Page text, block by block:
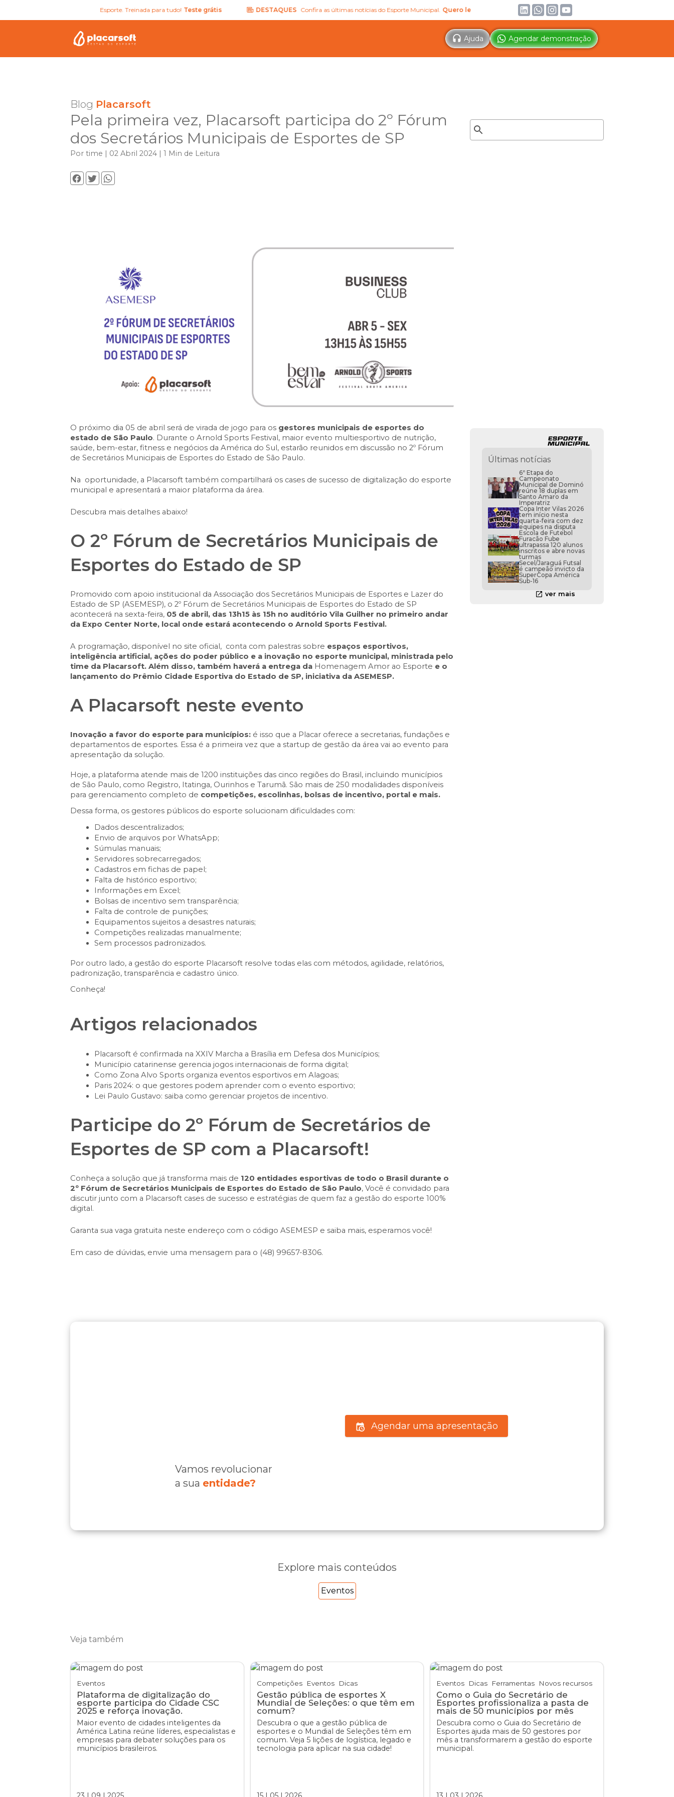
para Secretários de Esporte. Treinada para tudo! Teste grátis DESTAQUES Confira as últimas notícias do Esporte Municipal. Quero ler! Conheça a IA gratuita para Secretários de Esporte. Treinada
Ajuda Agendar demonstração
Blog Placarsoft
Pela primeira vez, Placarsoft participa do 2º Fórum
dos Secretários Municipais de Esportes de SP
Por time | 02 Abril 2024 | 1 Min de Leitura
O próximo dia 05 de abril será de virada de jogo para os gestores municipais de esportes do
estado de São Paulo. Durante o Arnold Sports Festival , maior evento multiesportivo de nutrição,
saúde, bem-estar, fitness e negócios da América do Sul, estarão reunidos em discussão no 2º Fórum
de Secretários Municipais de Esportes do Estado de São Paulo.
Na oportunidade, a Placarsoft também compartilhará os cases de sucesso de digitalização do esporte
municipal e apresentará a maior plataforma da área.
Descubra mais detalhes abaixo!
O 2º Fórum de Secretários Municipais de
Esportes do Estado de SP
Promovido com apoio institucional da Associação dos Secretários Municipais de Esportes e Lazer do
Estado de SP (ASEMESP), o 2º Fórum de Secretários Municipais de Esportes do Estado de SP
acontecerá na sexta-feira, 05 de abril, das 13h15 às 15h no auditório Vila Guilher no primeiro andar
da Expo Center Norte, local onde estará acontecendo o Arnold Sports Festival.
A programação, disponível no site oficial, conta com palestras sobre espaços esportivos,
inteligência artificial, ações do poder público e a inovação no esporte municipal, ministrada pelo
time da Placarsoft. Além disso, também haverá a entrega da Homenagem Amor ao Esporte e o
lançamento do Prêmio Cidade Esportiva do Estado de SP, iniciativa da ASEMESP.
A Placarsoft neste evento
Inovação a favor do esporte para municípios: é isso que a Placar oferece a secretarias, fundações e
departamentos de esportes. Essa é a primeira vez que a startup de gestão da área vai ao evento para
apresentação da solução.
Hoje, a plataforma atende mais de 1200 instituições das cinco regiões do Brasil, incluindo municípios
de São Paulo, como Registro, Itatinga, Ourinhos e Tarumã. São mais de 250 modalidades disponíveis
para gerenciamento completo de competições, escolinhas, bolsas de incentivo, portal e mais.
Dessa forma, os gestores públicos do esporte solucionam dificuldades com:
Dados descentralizados;
Envio de arquivos por WhatsApp;
Súmulas manuais;
Servidores sobrecarregados;
Cadastros em fichas de papel;
Falta de histórico esportivo;
Informações em Excel;
Bolsas de incentivo sem transparência;
Falta de controle de punições;
Equipamentos sujeitos a desastres naturais;
Competições realizadas manualmente;
Sem processos padronizados.
Por outro lado, a gestão do esporte Placarsoft resolve todas elas com métodos, agilidade, relatórios,
padronização, transparência e cadastro único.
Conheça!
Artigos relacionados
Placarsoft é confirmada na XXIV Marcha a Brasília em Defesa dos Municípios;
Município catarinense gerencia jogos internacionais de forma digital;
Como Zona Alvo Sports organiza eventos esportivos em Alagoas;
Paris 2024: o que gestores podem aprender com o evento esportivo;
Lei Paulo Gustavo: saiba como gerenciar projetos de incentivo.
Participe do 2º Fórum de Secretários de
Esportes de SP com a Placarsoft!
Conheça a solução que já transforma mais de 120 entidades esportivas de todo o Brasil durante o
2º Fórum de Secretários Municipais de Esportes do Estado de São Paulo, Você é convidado para
discutir junto com a Placarsoft cases de sucesso e estratégias de quem faz a gestão do esporte 100%
digital.
Garanta sua vaga gratuita neste endereço com o código ASEMESP e saiba mais, esperamos você!
Em caso de dúvidas, envie uma mensagem para o (48) 99657-8306.
Últimas notícias
6ª Etapa do
Campeonato
Municipal de Dominó
reúne 18 duplas em
Santo Amaro da
Imperatriz
Copa Inter Vilas 2026
tem início nesta
quarta-feira com dez
equipes na disputa
Escola de Futebol
Furacão Fube
ultrapassa 120 alunos
inscritos e abre novas
turmas
Secel/Jaraguá Futsal
é campeão invicto da
SuperCopa América
Sub-16
ver mais
Vamos revolucionar
a sua entidade?
Agendar uma apresentação
Explore mais conteúdos
Eventos
Veja também
Eventos
Plataforma de digitalização do
esporte participa do Cidade CSC
2025 e reforça inovação.
Maior evento de cidades inteligentes da
América Latina reúne líderes, especialistas e
empresas para debater soluções para os
municípios brasileiros.
Competições Eventos Dicas
Gestão pública de esportes X
Mundial de Seleções: o que têm em
comum?
Descubra o que a gestão pública de
esportes e o Mundial de Seleções têm em
comum. Veja 5 lições de logística, legado e
tecnologia para aplicar na sua cidade!
Eventos Dicas Ferramentas Novos recursos
Como o Guia do Secretário de
Esportes profissionaliza a pasta de
mais de 50 municípios por mês
Descubra como o Guia do Secretário de
Esportes ajuda mais de 50 gestores por
mês a transformarem a gestão do esporte
municipal.